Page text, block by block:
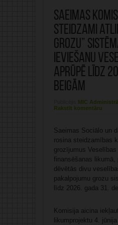
Saeimas
steidzami
grozu”
ieviešanu
aprūpē līdz
beigām
MIC
Rakstīt komentāru
Saeimas Sociālo un
rosina steidzamības
grozījumus Veselības
finansēšanas
dēvētās divu
pakalpojumu grozu
līdz 2026. gada 31.
Komisija aicina
likumprojektu 4.